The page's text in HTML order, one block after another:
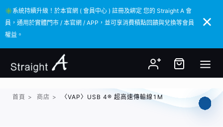
✳️系統持續升級！於本官網 ( 會員中心 ) 註冊及綁定 您的 Straight A 會
員，通用於實體門市 / 本官網 / APP，並可享消費積點回饋與兌換等會員
權益。
✳️系統持續升級！於本官網 ( 會員中心 ) 註冊及綁定 您的 Straight A 會
員，通用於實體門市 / 本官網 / APP，並可享消費積點回饋與兌換等會員
權益。
首頁 > 商店 > 〈VAP〉USB 4® 超高速傳輸線1M